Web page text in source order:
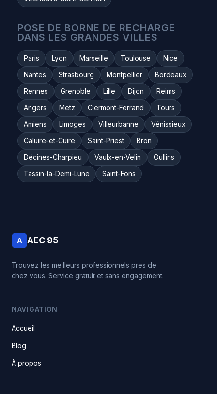
POSE DE BORNE DE RECHARGE
DANS LES GRANDES VILLES
Paris Lyon Marseille Toulouse
Nice
Nantes
Strasbourg Montpellier
Bordeaux
Rennes
Grenoble Lille Dijon
Reims
Angers
Metz Clermont-Ferrand
Tours
Amiens
Limoges Villeurbanne
Vénissieux
Caluire-et-Cuire
Saint-Priest
Bron
Décines-Charpieu
Vaulx-en-Velin
Oullins
Tassin-la-Demi-Lune
Saint-Fons
A AEC 95
Trouvez les meilleurs professionnels pres de
chez vous. Service gratuit et sans engagement.
NAVIGATION
Accueil
Blog
À propos